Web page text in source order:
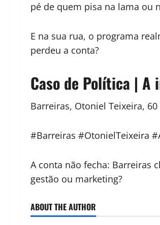
pé de quem pisa na lama ou
E na sua rua, o programa
perdeu a conta?
Caso de Política | A
Barreiras, Otoniel Teixeira,
#Barreiras #OtonielTeixeira
A conta não fecha: Barreiras
gestão ou marketing?
ABOUT THE AUTHOR